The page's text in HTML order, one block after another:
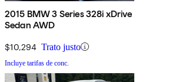
2015 BMW 3 Series 328i xDrive
Sedan AWD
$10,294 Trato justo
Incluye tarifas de conc.